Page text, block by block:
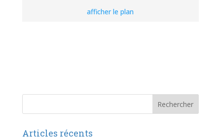
afficher le plan
Articles récents